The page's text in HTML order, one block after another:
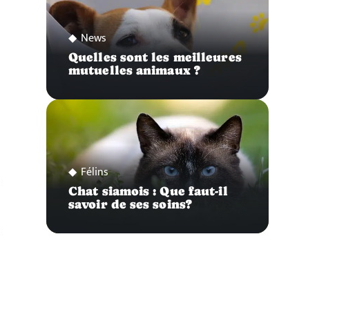
News
Quelles sont les meilleures
mutuelles animaux ?
Félins
Chat siamois : Que faut-il
savoir de ses soins?